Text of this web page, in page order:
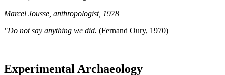
Marcel Jousse, anthropologist, 1978
"Do not say anything we did. (Fernand Oury, 1970)
Experimental Archaeology